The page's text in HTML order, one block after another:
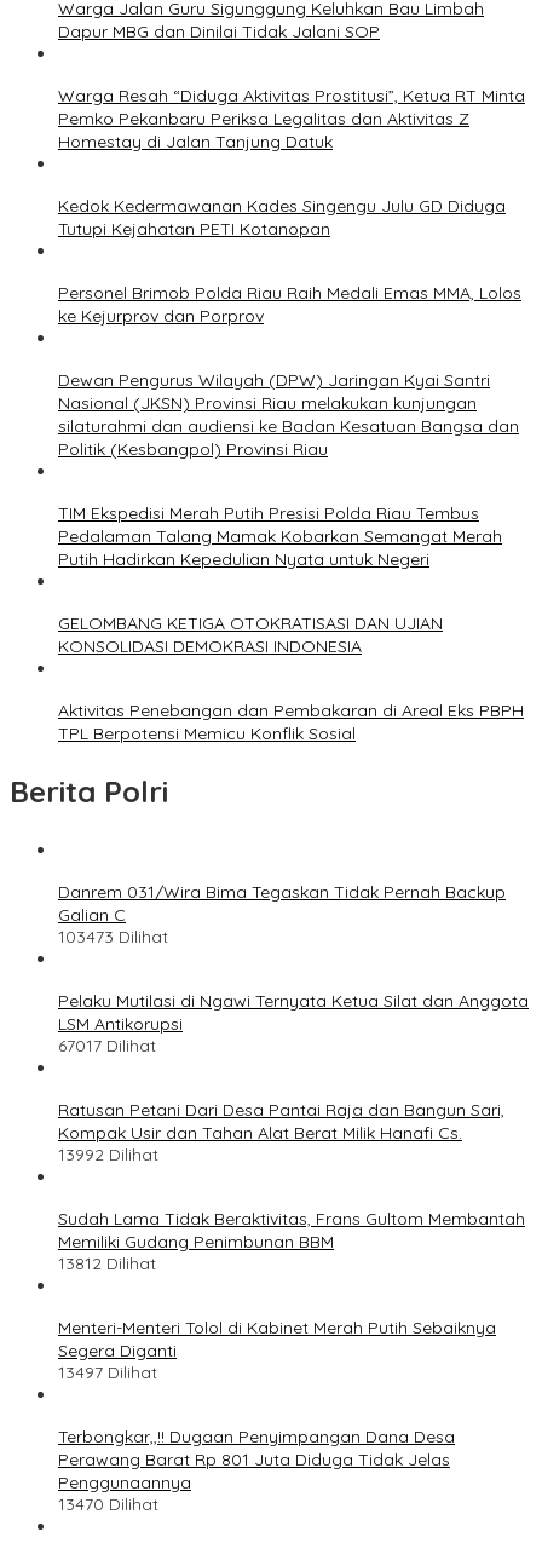
Warga Jalan Guru Sigunggung Keluhkan Bau Limbah
Dapur MBG dan Dinilai Tidak Jalani SOP
Warga Resah “Diduga Aktivitas Prostitusi”, Ketua RT Minta
Pemko Pekanbaru Periksa Legalitas dan Aktivitas Z
Homestay di Jalan Tanjung Datuk
Kedok Kedermawanan Kades Singengu Julu GD Diduga
Tutupi Kejahatan PETI Kotanopan
Personel Brimob Polda Riau Raih Medali Emas MMA, Lolos
ke Kejurprov dan Porprov
Dewan Pengurus Wilayah (DPW) Jaringan Kyai Santri
Nasional (JKSN) Provinsi Riau melakukan kunjungan
silaturahmi dan audiensi ke Badan Kesatuan Bangsa dan
Politik (Kesbangpol) Provinsi Riau
TIM Ekspedisi Merah Putih Presisi Polda Riau Tembus
Pedalaman Talang Mamak Kobarkan Semangat Merah
Putih Hadirkan Kepedulian Nyata untuk Negeri
GELOMBANG KETIGA OTOKRATISASI DAN UJIAN
KONSOLIDASI DEMOKRASI INDONESIA
Aktivitas Penebangan dan Pembakaran di Areal Eks PBPH
TPL Berpotensi Memicu Konflik Sosial
Berita Polri
Danrem 031/Wira Bima Tegaskan Tidak Pernah Backup
Galian C
103473 Dilihat
Pelaku Mutilasi di Ngawi Ternyata Ketua Silat dan Anggota
LSM Antikorupsi
67017 Dilihat
Ratusan Petani Dari Desa Pantai Raja dan Bangun Sari,
Kompak Usir dan Tahan Alat Berat Milik Hanafi Cs.
13992 Dilihat
Sudah Lama Tidak Beraktivitas, Frans Gultom Membantah
Memiliki Gudang Penimbunan BBM
13812 Dilihat
Menteri-Menteri Tolol di Kabinet Merah Putih Sebaiknya
Segera Diganti
13497 Dilihat
Terbongkar,,!! Dugaan Penyimpangan Dana Desa
Perawang Barat Rp 801 Juta Diduga Tidak Jelas
Penggunaannya
13470 Dilihat